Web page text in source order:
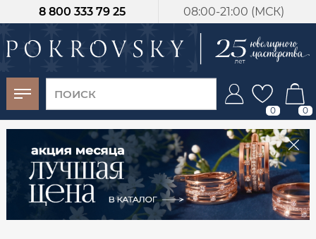
08:00-21:00 (МСК)
8 800 333 79 25
0 0
-30%
от 15 дней с
момента оплаты